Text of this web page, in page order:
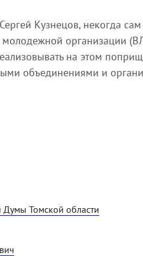
Кузнецов, некогда
молодежной организации
на этом
объединениями и
Думы Томской области